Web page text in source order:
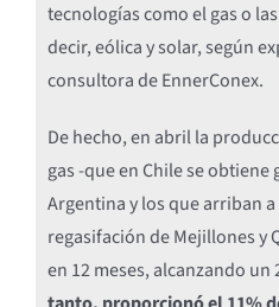
tecnologías como el gas o
decir, eólica y solar, según
consultora de EnnerConex.
De hecho, en abril la
gas -que en Chile se obtiene
Argentina y los que arriban
regasifación de Mejillones y
en 12 meses, alcanzando un